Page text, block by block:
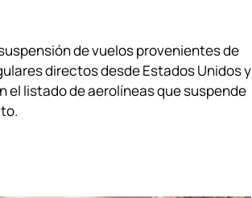
de vuelos provenientes de
directos desde Estados Unidos y
el listado de aerolíneas que suspende